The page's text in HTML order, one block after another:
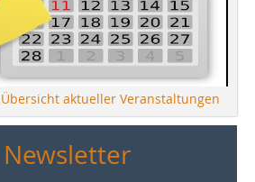
aktueller Veranstaltungen
Newsletter